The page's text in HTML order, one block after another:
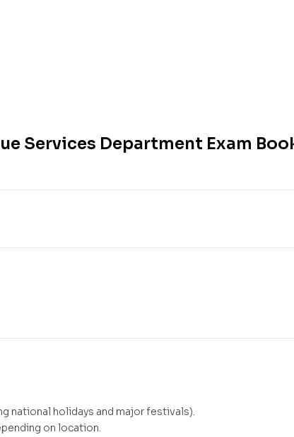
Services Department Exam
national holidays and major festivals).
on location.